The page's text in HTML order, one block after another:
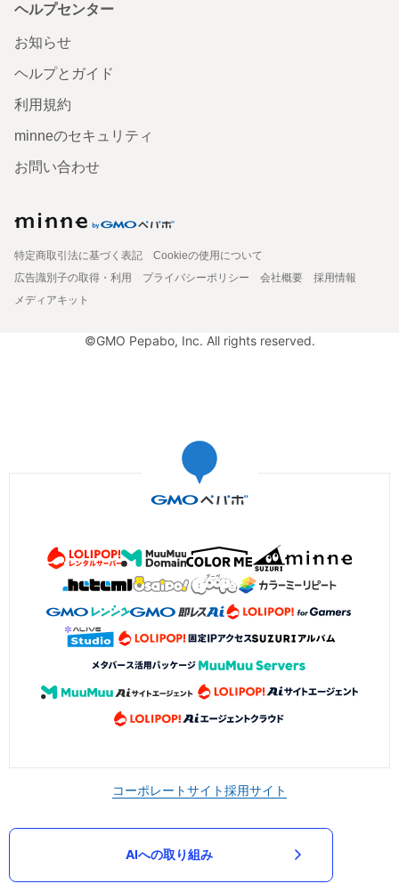
ヘルプセンター
お知らせ
ヘルプとガイド
利用規約
minneのセキュリティ
お問い合わせ
特定商取引法に基づく表記
Cookieの使用について
広告識別子の取得・利用
プライバシーポリシー 会社概要
採用情報
メディアキット
©GMO Pepabo, Inc. All rights reserved.
コーポレートサイト採用サイト
AIへの取り組み